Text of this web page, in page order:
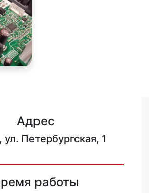
Адрес
ул. Петербургская, 1
работы